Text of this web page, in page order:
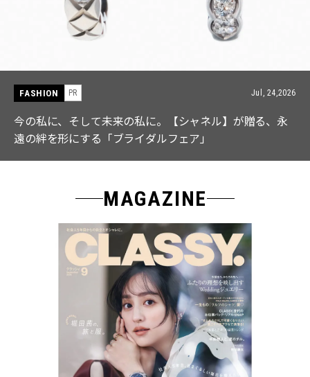
未来の私に。【シャネル】が贈る、永
「ブライダルフェア」
FASHION PR
【ICB】人気
MAGAZINE